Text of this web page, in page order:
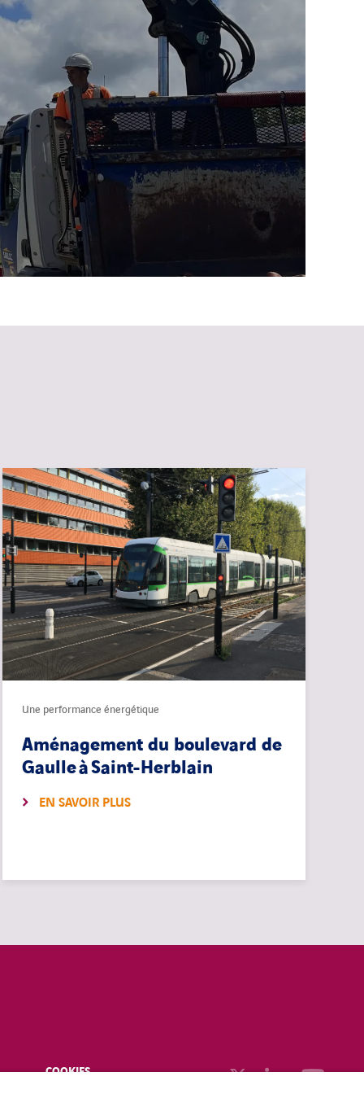
Une performance énergétique
Aménagement du boulevard de
Gaulle à Saint-Herblain
EN SAVOIR PLUS
COOKIES twitterlinkedin